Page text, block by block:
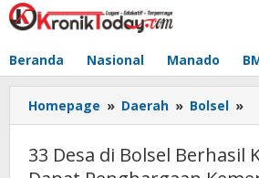
Lewati
ke
Beranda Nasional Manado
Homepage » Daerah » Bolsel »
33 Desa di Bolsel Berhasil